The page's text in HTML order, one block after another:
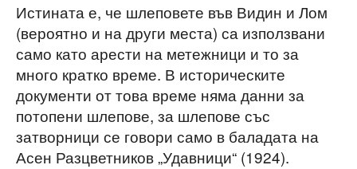
Истината е, че шлеповете във Видин и Лом
(вероятно и на други места) са използвани
само като арести на метежници и то за
много кратко време. В историческите
документи от това време няма данни за
потопени шлепове, за шлепове със
затворници се говори само в баладата на
Асен Разцветников „Удавници“ (1924).